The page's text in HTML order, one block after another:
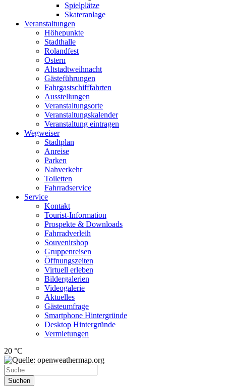
Spielplätze
Skateranlage
Veranstaltungen
Höhepunkte
Stadthalle
Rolandfest
Ostern
Altstadtweihnacht
Gästeführungen
Fahrgastschifffahrten
Ausstellungen
Veranstaltungsorte
Veranstaltungskalender
Veranstaltung eintragen
Wegweiser
Stadtplan
Anreise
Parken
Nahverkehr
Toiletten
Fahrradservice
Service
Kontakt
Tourist-Information
Prospekte & Downloads
Fahrradverleih
Souvenirshop
Gruppenreisen
Öffnungszeiten
Virtuell erleben
Bildergalerien
Videogalerie
Aktuelles
Gästeumfrage
Smartphone Hintergründe
Desktop Hintergründe
Vermietungen
20 °C
Suchen